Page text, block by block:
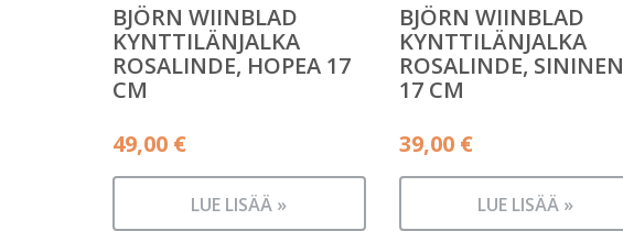
BJÖRN WIINBLAD
KYNTTILÄNJALKA
ROSALINDE, HOPEA 17
CM
49,00 €
LUE LISÄÄ »
BJÖRN WIINBLAD
KYNTTILÄNJALKA
ROSALINDE, SININEN
17 CM
39,00 €
LUE LISÄÄ »